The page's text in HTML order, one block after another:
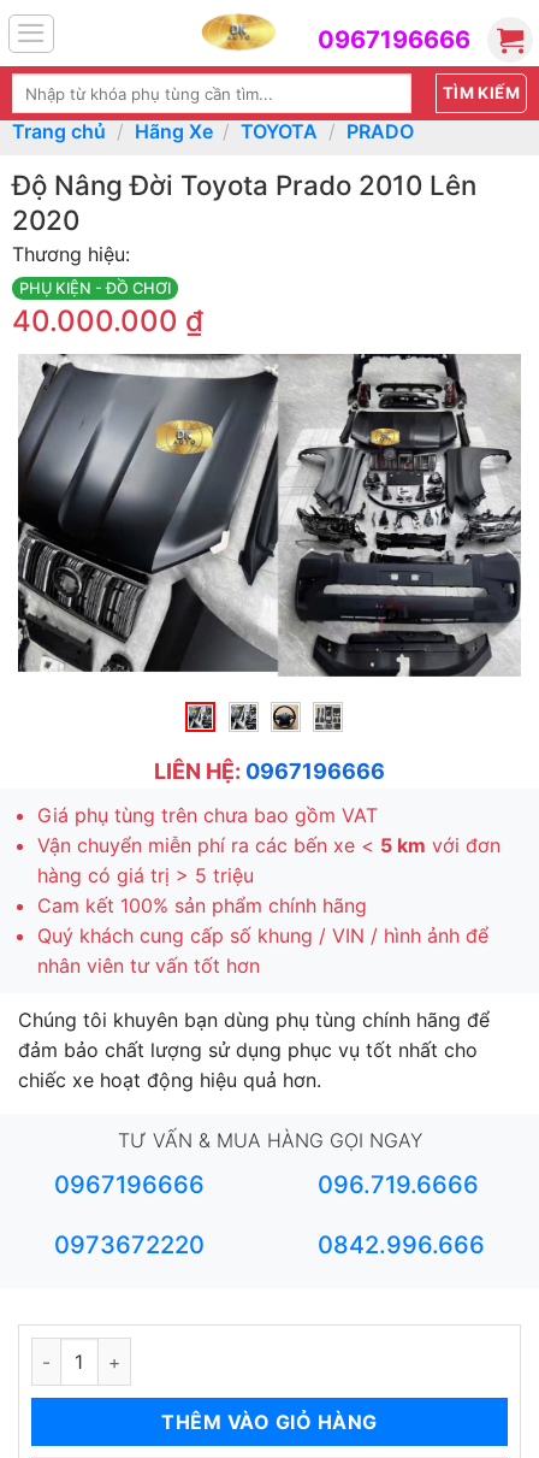
Skip
to
content
0967196666
Trang chủ / Hãng Xe / TOYOTA / PRADO
Độ Nâng Đời Toyota Prado 2010 Lên
2020
Thương hiệu:
PHỤ KIỆN - ĐỒ CHƠI
40.000.000 ₫
LIÊN HỆ: 0967196666
Giá phụ tùng trên chưa bao gồm VAT
Vận chuyển miễn phí ra các bến xe < 5 km với đơn
hàng có giá trị > 5 triệu
Cam kết 100% sản phẩm chính hãng
Quý khách cung cấp số khung / VIN / hình ảnh để
nhân viên tư vấn tốt hơn
Chúng tôi khuyên bạn dùng phụ tùng chính hãng để
đảm bảo chất lượng sử dụng phục vụ tốt nhất cho
chiếc xe hoạt động hiệu quả hơn.
TƯ VẤN & MUA HÀNG GỌI NGAY
0967196666 096.719.6666
0973672220 0842.996.666
Độ Nâng Đời Toyota Prado 2010 Lên 2020 số lượng
THÊM VÀO GIỎ HÀNG